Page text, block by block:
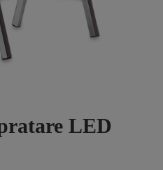
LED